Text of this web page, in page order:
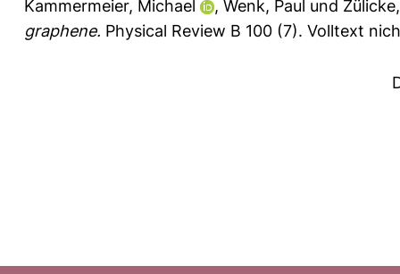
Kammermeier, Michael , Wenk, Paul und
graphene. Physical Review B 100 (7). Volltext